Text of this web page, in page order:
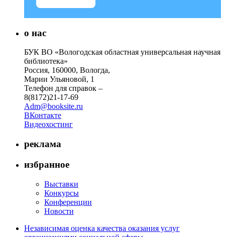
о нас
БУК ВО «Вологодская областная универсальная научная
библиотека»
Россия, 160000, Вологда,
Марии Ульяновой, 1
Телефон для справок –
8(8172)21-17-69
Adm@booksite.ru
ВКонтакте
Видеохостинг
реклама
избранное
Выставки
Конкурсы
Конференции
Новости
Независимая оценка качества оказания услуг